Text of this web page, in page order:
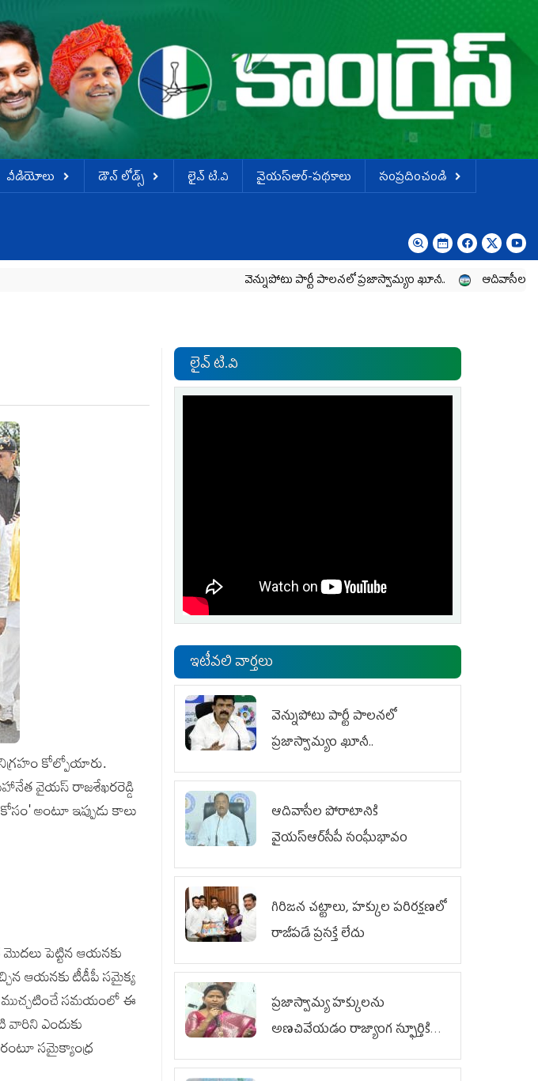
వీడియోలు డౌన్ లోడ్స్ లైవ్ టి.వి వైయస్ఆర్-పథకాలు
సంప్రదించండి
వెన్నుపోటు పార్టీ పాలనలో ప్రజాస్వామ్యం ఖూనీ.. ఆదివాసీల పోరాటానికి
కోల్పోయారు.
వైయస్ రాజశేఖరరెడ్డి
అంటూ ఇప్పుడు కాలు
పెట్టిన ఆయనకు
ఆయనకు టీడీపీ సమైక్య
ముచ్చటించే సమయంలో ఈ
ఎందుకు
సమైక్యాంధ్ర
లైవ్ టి.వి
ఇటీవలి వార్తలు
వెన్నుపోటు పార్టీ పాలనలో
ప్రజాస్వామ్యం ఖూనీ..
ఆదివాసీల పోరాటానికి
వైయ‌స్ఆర్‌సీపీ సంఘీభావం
గిరిజన చట్టాలు, హక్కుల పరిరక్షణలో
రాజీపడే ప్రసక్తే లేదు
ప్రజాస్వామ్య హక్కులను
అణచివేయడం రాజ్యాంగ స్ఫూర్తికి
విరుద్ధం